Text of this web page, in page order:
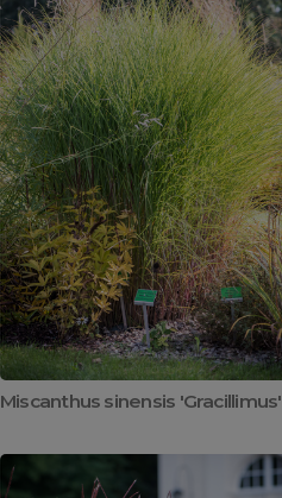
Miscanthus sinensis 'Gracillimus'